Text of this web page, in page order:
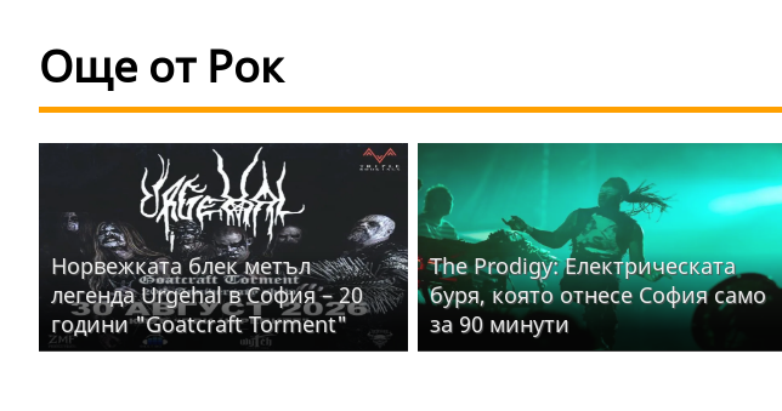
Още от Рок
Норвежката блек метъл
легенда Urgehal в София – 20
години "Goatcraft Torment"
The Prodigy: Електрическата
буря, която отнесе София само
за 90 минути